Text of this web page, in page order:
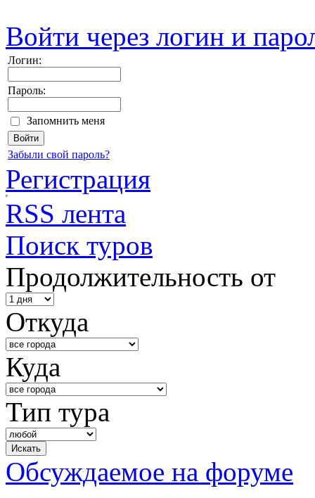
Войти через логин и
Логин:
Пароль:
Запомнить меня
Забыли свой пароль?
Регистрация
RSS лента
Поиск туров
Продолжительность от
Откуда
Куда
Тип тура
Обсуждаемое на форуме